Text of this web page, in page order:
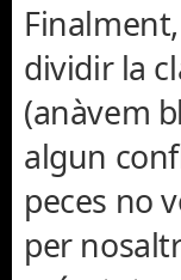
dividir la
(anàvem
algun
peces no
per